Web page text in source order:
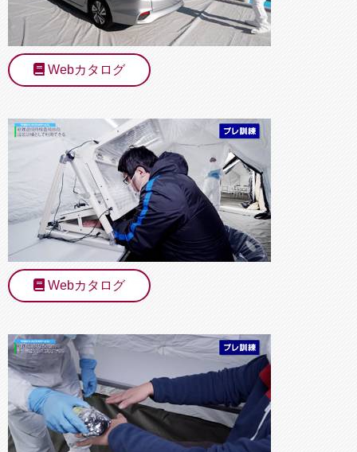
Webカタログ
Webカタログ